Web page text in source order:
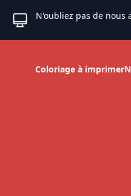
N'oubliez pas de nous
Coloriage à imprimer